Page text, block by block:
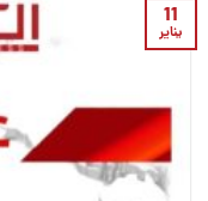
11
يناير